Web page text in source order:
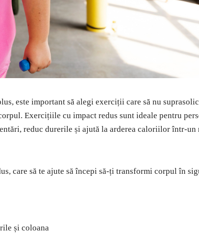
este important să alegi exerciții care să nu
Exercițiile cu impact redus sunt ideale pentru
reduc durerile și ajută la arderea caloriilor într-un
care să te ajute să începi să-ți transformi corpul în
și coloana